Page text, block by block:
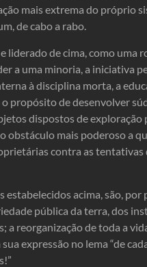
mais extrema do próprio
de cabo a rabo.
de cima, como uma
a uma minoria, a iniciativa
à disciplina morta, a
propósito de desenvolver
dispostos de exploração
obstáculo mais poderoso a
contra as
estabelecidos acima, são,
pública da terra, dos
a reorganização de toda a
expressão no lema “de